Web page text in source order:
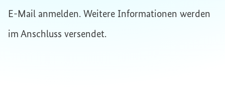
E-Mail anmelden. Weitere Informationen werden
im Anschluss versendet.